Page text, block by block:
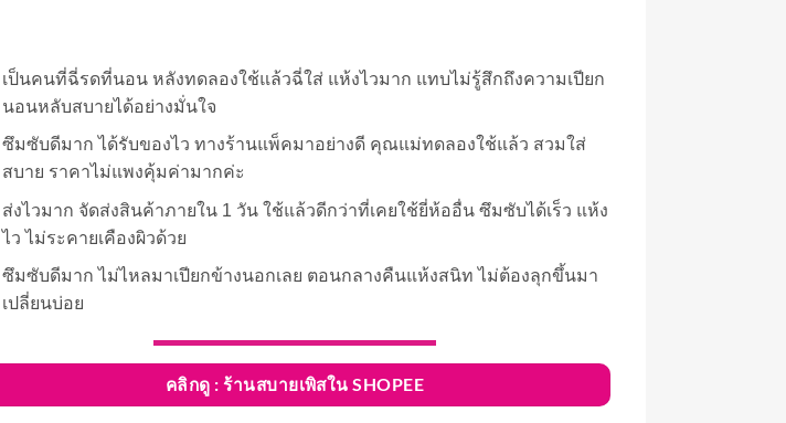
เป็นคนที่ฉี่รดที่นอน หลังทดลองใช้แล้วฉี่ใส่ แห้งไวมาก แทบไม่รู้สึกถึงความเปียก
นอนหลับสบายได้อย่างมั่นใจ
ซึมซับดีมาก ได้รับของไว ทางร้านแพ็คมาอย่างดี คุณแม่ทดลองใช้แล้ว สวมใส่
สบาย ราคาไม่แพงคุ้มค่ามากค่ะ
ส่งไวมาก จัดส่งสินค้าภายใน 1 วัน ใช้แล้วดีกว่าที่เคยใช้ยี่ห้ออื่น ซึมซับได้เร็ว แห้ง
ไว ไม่ระคายเคืองผิวด้วย
ซึมซับดีมาก ไม่ไหลมาเปียกข้างนอกเลย ตอนกลางคืนแห้งสนิท ไม่ต้องลุกขึ้นมา
เปลี่ยนบ่อย
คลิกดู : ร้านสบายเพิสใน SHOPEE